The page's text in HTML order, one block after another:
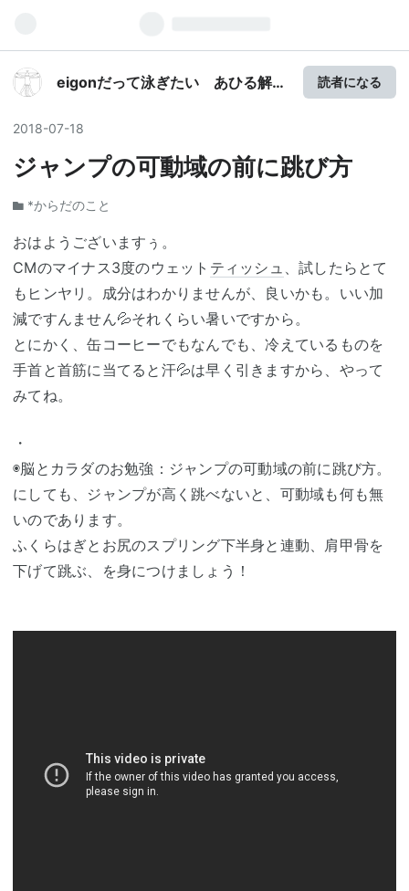
eigonだって泳ぎたい あひる解剖
読者になる
2018-07-18
ジャンプの可動域の前に跳び方
*からだのこと
おはようございますぅ。
CMのマイナス3度のウェット ティッシュ 、試したらとて
もヒンヤリ。成分はわかりませんが、良いかも。いい加
減ですんません💦それくらい暑いですから。
とにかく、缶コーヒーでもなんでも、冷えているものを
手首と首筋に当てると汗💦は早く引きますから、やって
みてね。
・
◉脳とカラダのお勉強：ジャンプの可動域の前に跳び方。
にしても、ジャンプが高く跳べないと、可動域も何も無
いのであります。
ふくらはぎとお尻のスプリング下半身と連動、肩甲骨を
下げて跳ぶ、を身につけましょう！